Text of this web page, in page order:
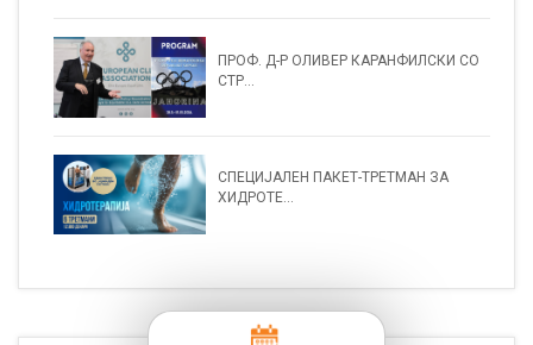
ПРОФ. Д-Р ОЛИВЕР КАРАНФИЛСКИ СО
СТР...
СПЕЦИЈАЛЕН ПАКЕТ-ТРЕТМАН ЗА
ХИДРОТЕ...